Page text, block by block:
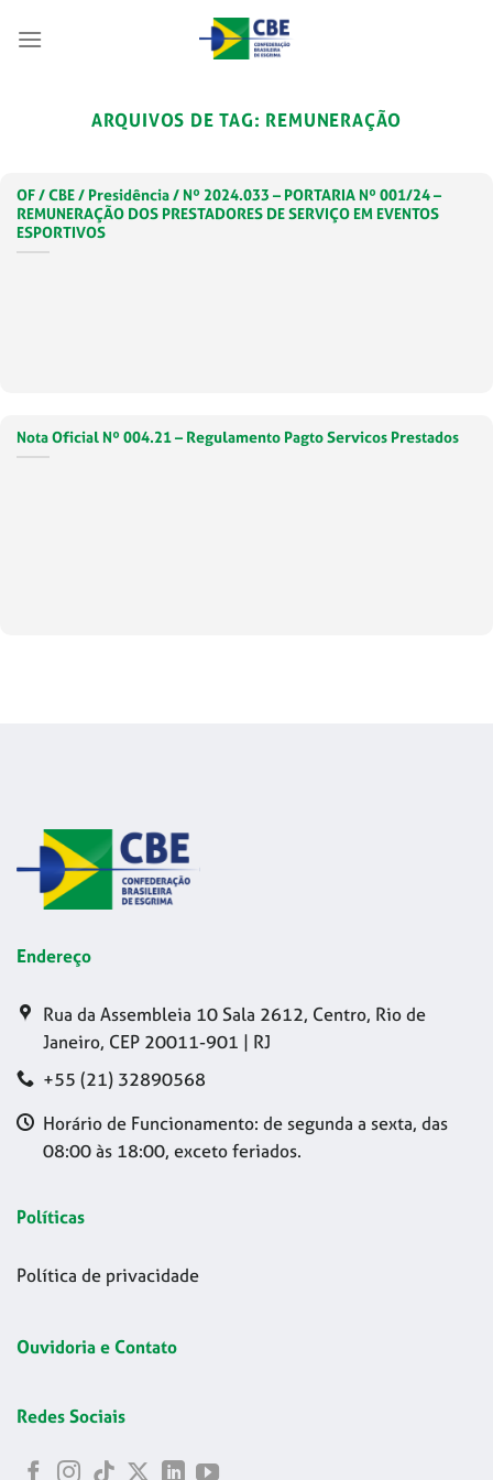
ARQUIVOS DE TAG: REMUNERAÇÃO
OF / CBE / Presidência / Nº 2024.033 – PORTARIA Nº 001/24 –
REMUNERAÇÃO DOS PRESTADORES DE SERVIÇO EM EVENTOS
ESPORTIVOS
Nota Oficial Nº 004.21 – Regulamento Pagto Servicos Prestados
Endereço
Rua da Assembleia 10 Sala 2612, Centro, Rio de
Janeiro, CEP 20011-901 | RJ
+55 (21) 32890568
Horário de Funcionamento: de segunda a sexta, das
08:00 às 18:00, exceto feriados.
Políticas
Política de privacidade
Ouvidoria e Contato
Redes Sociais